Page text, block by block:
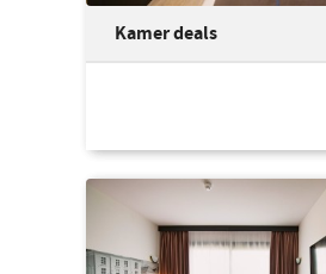
Kamer deals